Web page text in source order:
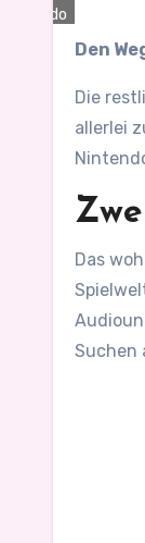
Nintendo
Den
Die
allerlei
Das
Suchen